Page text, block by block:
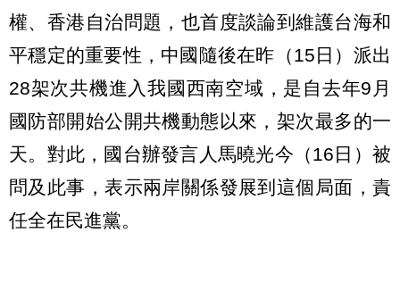
權、香港自治問題，也首度談論到維護台海和
平穩定的重要性，中國隨後在昨（15日）派出
28架次共機進入我國西南空域，是自去年9月
國防部開始公開共機動態以來，架次最多的一
天。對此，國台辦發言人馬曉光今（16日）被
問及此事，表示兩岸關係發展到這個局面，責
任全在民進黨。